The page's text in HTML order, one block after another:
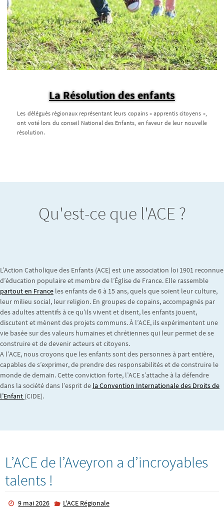
La Résolution des enfants
Les délégués régionaux représentant leurs copains « apprentis citoyens »,
ont voté lors du conseil National des Enfants, en faveur de leur nouvelle
résolution.
Qu'est-ce que l'ACE ?
L’Action Catholique des Enfants (ACE) est une association loi 1901 reconnue
d’éducation populaire et membre de l’Église de France. Elle rassemble
partout en France les enfants de 6 à 15 ans, quels que soient leur culture,
leur milieu social, leur religion. En groupes de copains, accompagnés par
des adultes attentifs à ce qu’ils vivent et disent, les enfants jouent,
discutent et mènent des projets communs. À l’ACE, ils expérimentent une
vie basée sur des valeurs humaines et chrétiennes qui leur permet de se
construire et de devenir acteurs et citoyens.
A l’ACE, nous croyons que les enfants sont des personnes à part entière,
capables de s’exprimer, de prendre des responsabilités et de construire le
monde de demain. Cette conviction forte, l’ACE s’attache à la défendre
dans la société dans l’esprit de la Convention Internationale des Droits de
l’Enfant (CIDE).
L’ACE de l’Aveyron a d’incroyables
talents !
9 mai 2026 L'ACE Régionale